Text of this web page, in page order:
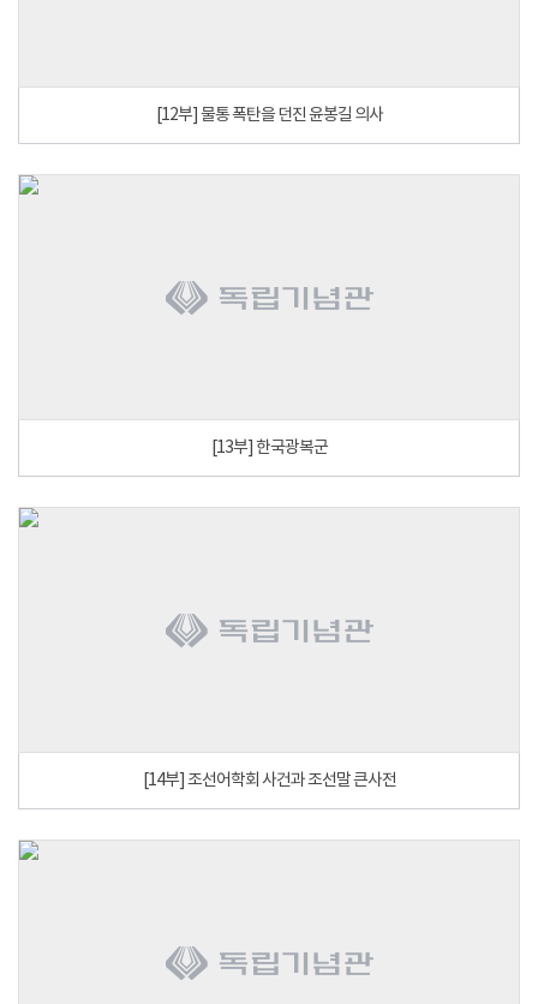
[12부] 물통 폭탄을 던진 윤봉길 의사
[13부] 한국광복군
[14부] 조선어학회 사건과 조선말 큰사전